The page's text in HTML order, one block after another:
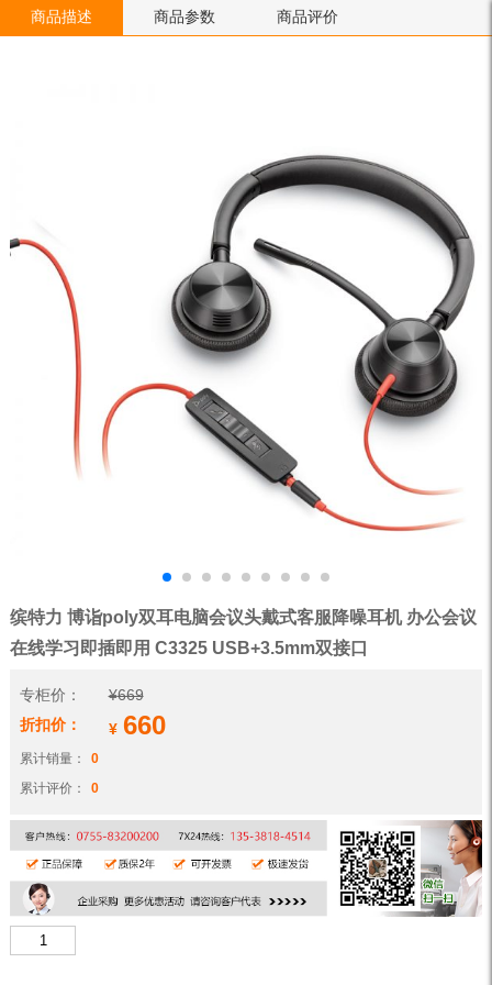
缤特力 博诣poly双耳电脑会议头戴式客服降噪耳机 办公会议
在线学习即插即用 C3325 USB+3.5mm双接口
专柜价：
折扣价：
¥669
¥ 660
累计销量：
0
累计评价：
0
商品描述 商品参数 商品评价